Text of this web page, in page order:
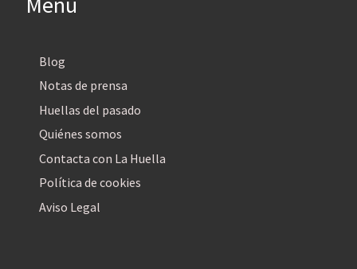
Blog
Notas de prensa
Huellas del pasado
Quiénes somos
Contacta con La Huella
Política de cookies
Aviso Legal